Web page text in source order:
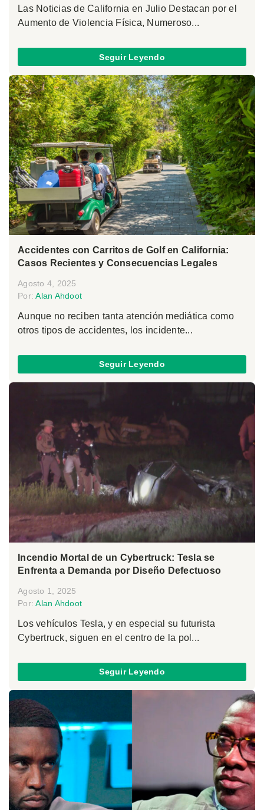
Las Noticias de California en Julio Destacan por el
Aumento de Violencia Física, Numeroso...
Seguir Leyendo
Accidentes con Carritos de Golf en California:
Casos Recientes y Consecuencias Legales
Agosto 4, 2025
Por:Alan Ahdoot
Aunque no reciben tanta atención mediática como
otros tipos de accidentes, los incidente...
Seguir Leyendo
Incendio Mortal de un Cybertruck: Tesla se
Enfrenta a Demanda por Diseño Defectuoso
Agosto 1, 2025
Por:Alan Ahdoot
Los vehículos Tesla, y en especial su futurista
Cybertruck, siguen en el centro de la pol...
Seguir Leyendo